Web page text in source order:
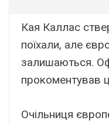
Кая Каллас
поїхали, але
залишаються.
прокоментував
Очільниця